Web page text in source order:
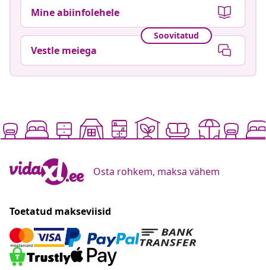
Mine abiinfolehele
Soovitatud
Vestle meiega
Osta rohkem, maksa vähem
Toetatud makseviisid